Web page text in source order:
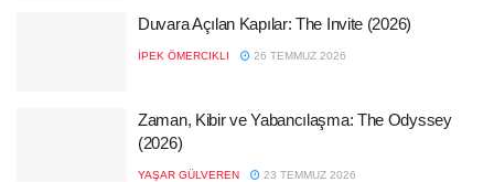
Duvara Açılan Kapılar: The Invite (2026)
İPEK ÖMERCIKLI 26 TEMMUZ 2026
Zaman, Kibir ve Yabancılaşma: The Odyssey
(2026)
YAŞAR GÜLVEREN 23 TEMMUZ 2026